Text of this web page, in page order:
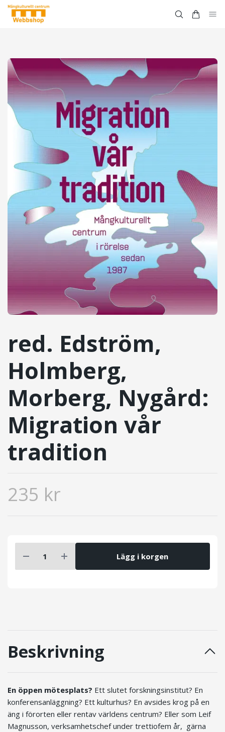
red. Edström,
Holmberg,
Morberg, Nygård:
Migration vår
tradition
235 kr
Lägg i korgen
Beskrivning
En öppen mötesplats? Ett slutet forskningsinstitut? En
konferensanläggning? Ett kulturhus? En avsides krog på en
äng i förorten eller rentav världens centrum? Eller som Leif
Magnusson, verksamhetschef under trettiofem år, gärna